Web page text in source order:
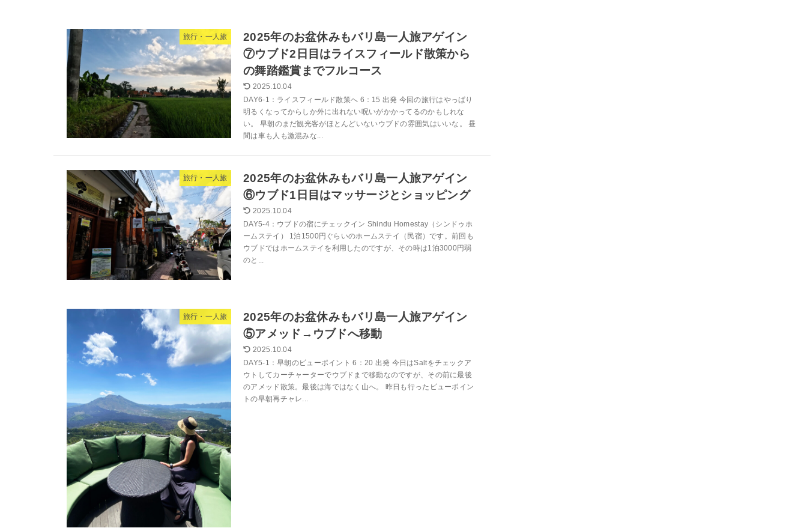
旅行・一人旅
2025年のお盆休みもバリ島一人旅アゲイン
⑦ウブド2日目はライスフィールド散策から
の舞踏鑑賞までフルコース
2025.10.04
DAY6-1：ライスフィールド散策へ 6：15 出発 今回の旅行はやっぱり
明るくなってからしか外に出れない呪いがかかってるのかもしれな
い。 早朝のまだ観光客がほとんどいないウブドの雰囲気はいいな。 昼
間は車も人も激混みな...
旅行・一人旅
2025年のお盆休みもバリ島一人旅アゲイン
⑥ウブド1日目はマッサージとショッピング
2025.10.04
DAY5-4：ウブドの宿にチェックイン Shindu Homestay（シンドゥホ
ームステイ） 1泊1500円ぐらいのホームステイ（民宿）です。前回も
ウブドではホームステイを利用したのですが、その時は1泊3000円弱
のと...
旅行・一人旅
2025年のお盆休みもバリ島一人旅アゲイン
⑤アメッド→ウブドへ移動
2025.10.04
DAY5-1：早朝のビューポイント 6：20 出発 今日はSaltをチェックア
ウトしてカーチャーターでウブドまで移動なのですが、その前に最後
のアメッド散策。最後は海ではなく山へ。 昨日も行ったビューポイン
トの早朝再チャレ...